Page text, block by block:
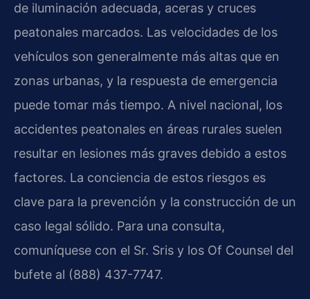
de iluminación adecuada, aceras y cruces
peatonales marcados. Las velocidades de los
vehículos son generalmente más altas que en
zonas urbanas, y la respuesta de emergencia
puede tomar más tiempo. A nivel nacional, los
accidentes peatonales en áreas rurales suelen
resultar en lesiones más graves debido a estos
factores. La conciencia de estos riesgos es
clave para la prevención y la construcción de un
caso legal sólido. Para una consulta,
comuníquese con el Sr. Sris y los Of Counsel del
bufete al (888) 437-7747.